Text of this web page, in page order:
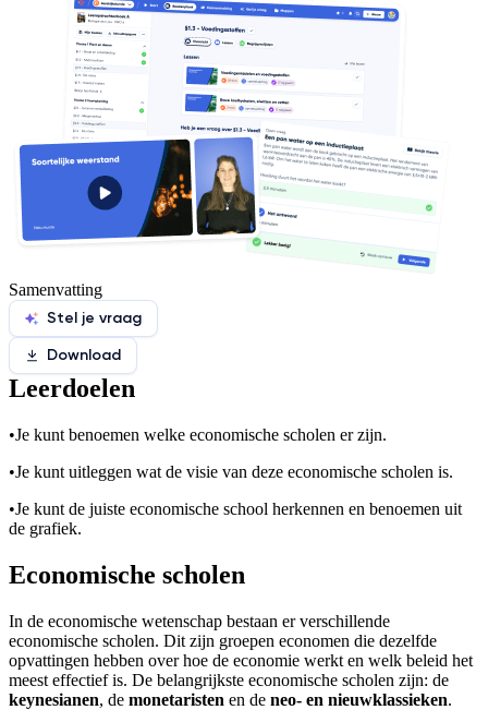
Samenvatting
Stel je vraag
Download
Leerdoelen
•Je kunt benoemen welke economische scholen er zijn.
•Je kunt uitleggen wat de visie van deze economische scholen is.
•Je kunt de juiste economische school herkennen en benoemen uit
de grafiek.
Economische scholen
In de economische wetenschap bestaan er verschillende
economische scholen. Dit zijn groepen economen die dezelfde
opvattingen hebben over hoe de economie werkt en welk beleid het
meest effectief is. De belangrijkste economische scholen zijn: de
keynesianen, de monetaristen en de neo- en nieuwklassieken.